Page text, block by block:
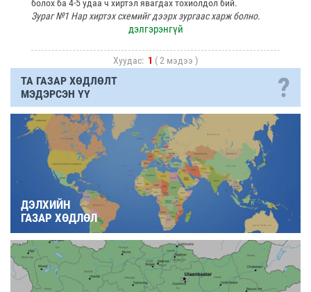
болох ба 4-5 удаа ч хиртэл явагдах тохиолдол бий.
Зураг №1 Нар хиртэх схемийг дээрх зургаас харж болно.
дэлгэрэнгүй
Хуудас: 1 ( 2 мэдээ )
ТА ГАЗАР ХӨДЛӨЛТ
МЭДЭРСЭН ҮҮ
?
ДЭЛХИЙН
ГАЗАР ХӨДЛӨЛ